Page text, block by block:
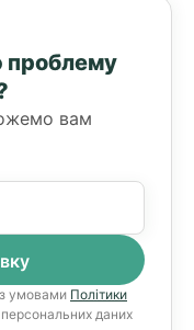
проблему
вам
умовами Політики
даних